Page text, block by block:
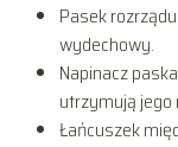
Pasek
wydechowy.
Napinacz
utrzymują jego
Łańcuszek